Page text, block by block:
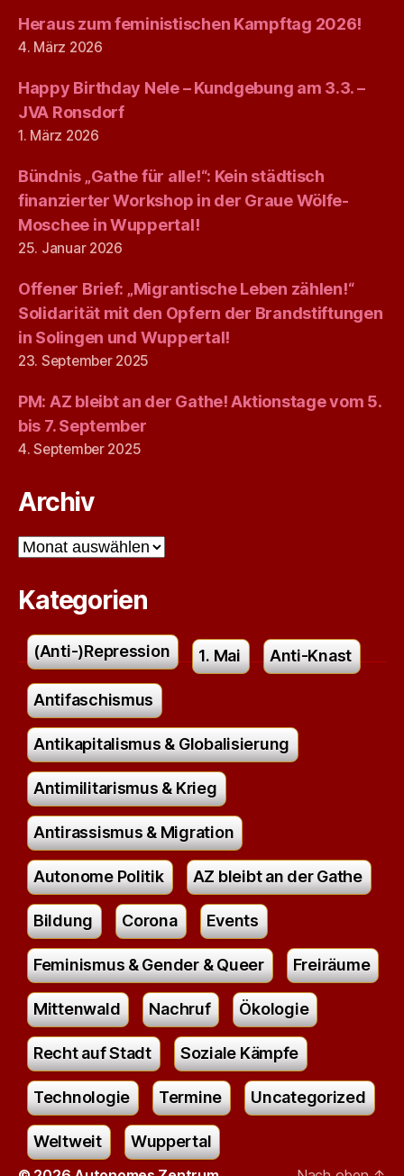
Heraus zum feministischen Kampftag 2026!
4. März 2026
Happy Birthday Nele – Kundgebung am 3.3. –
JVA Ronsdorf
1. März 2026
Bündnis „Gathe für alle!“: Kein städtisch
finanzierter Workshop in der Graue Wölfe-
Moschee in Wuppertal!
25. Januar 2026
Offener Brief: „Migrantische Leben zählen!“
Solidarität mit den Opfern der Brandstiftungen
in Solingen und Wuppertal!
23. September 2025
PM: AZ bleibt an der Gathe! Aktionstage vom 5.
bis 7. September
4. September 2025
Archiv
Archiv
Kategorien
(Anti-)Repression 1. Mai Anti-Knast
Antifaschismus
Antikapitalismus & Globalisierung
Antimilitarismus & Krieg
Antirassismus & Migration
Autonome Politik AZ bleibt an der Gathe
Bildung Corona Events
Feminismus & Gender & Queer Freiräume
Mittenwald Nachruf Ökologie
Recht auf Stadt Soziale Kämpfe
Technologie Termine Uncategorized
Weltweit Wuppertal